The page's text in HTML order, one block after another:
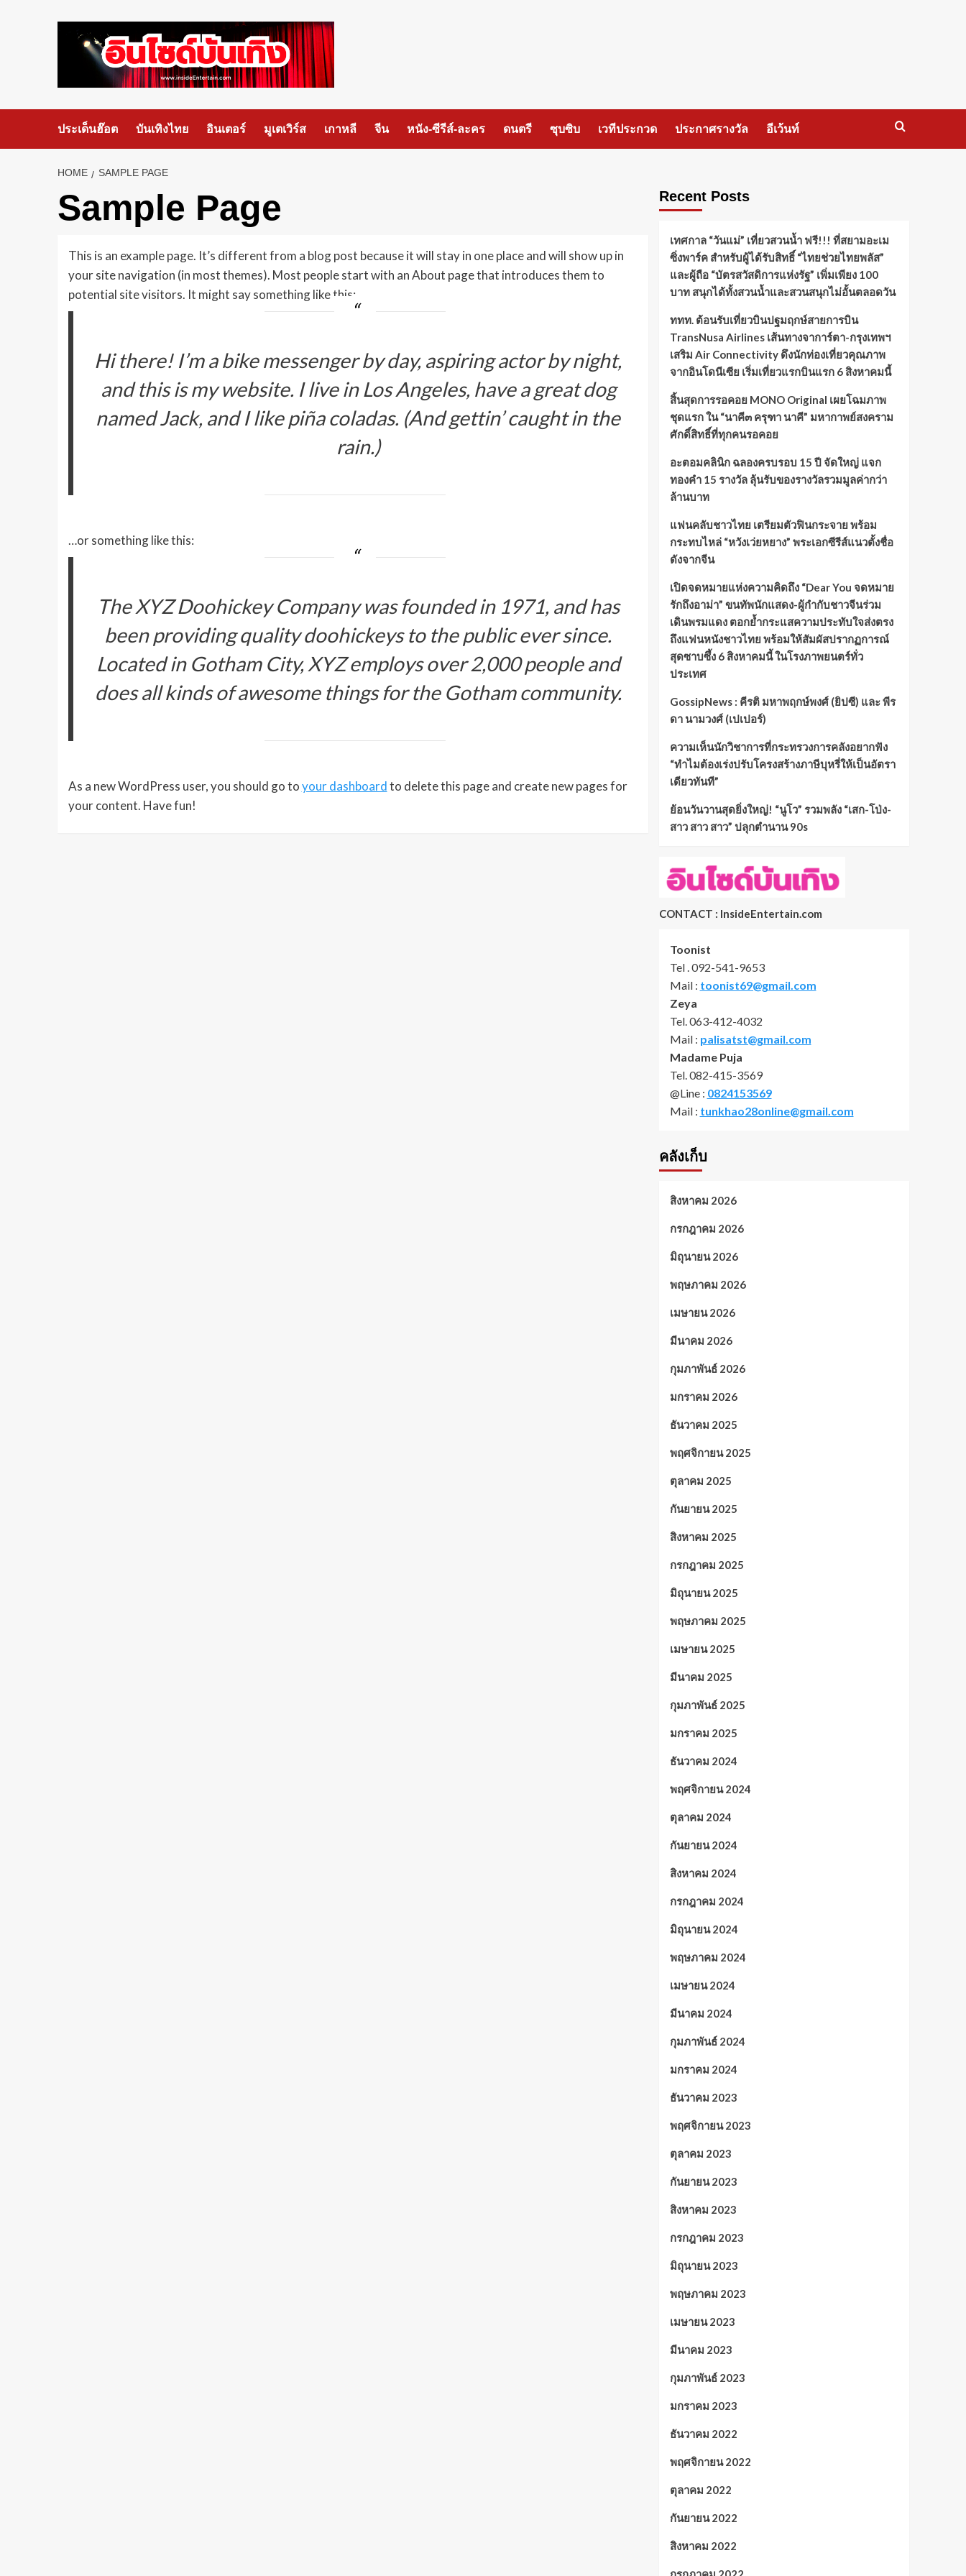
ประเด็นฮ๊อต บันเทิงไทย อินเตอร์ มูเตเวิร์ส เกาหลี จีน หนัง-ซีรีส์-ละคร ดนตรี ซุบซิบ เวทีประกวด ประกาศรางวัล อีเว้นท์
HOME SAMPLE PAGE
Sample Page
This is an example page. It’s different from a blog post because it will stay in one place and will show up in
your site navigation (in most themes). Most people start with an About page that introduces them to
potential site visitors. It might say something like this:
Hi there! I’m a bike messenger by day, aspiring actor by night,
and this is my website. I live in Los Angeles, have a great dog
named Jack, and I like piña coladas. (And gettin’ caught in the
rain.)
…or something like this:
The XYZ Doohickey Company was founded in 1971, and has
been providing quality doohickeys to the public ever since.
Located in Gotham City, XYZ employs over 2,000 people and
does all kinds of awesome things for the Gotham community.
As a new WordPress user, you should go toyour dashboardto delete this page and create new pages for
your content. Have fun!
Recent Posts
เทศกาล “วันแม่” เที่ยวสวนน้ำ ฟรี!!! ที่สยามอะเม
ซิ่งพาร์ค สำหรับผู้ได้รับสิทธิ์ “ไทยช่วยไทยพลัส”
และผู้ถือ “บัตรสวัสดิการแห่งรัฐ” เพิ่มเพียง 100
บาท สนุกได้ทั้งสวนน้ำและสวนสนุกไม่อั้นตลอดวัน
ททท. ต้อนรับเที่ยวบินปฐมฤกษ์สายการบิน
TransNusa Airlines เส้นทางจาการ์ตา-กรุงเทพฯ
เสริม Air Connectivity ดึงนักท่องเที่ยวคุณภาพ
จากอินโดนีเซีย เริ่มเที่ยวแรกบินแรก 6 สิงหาคมนี้
สิ้นสุดการรอคอย MONO Original เผยโฉมภาพ
ชุดแรก ใน “นาคี๓ ครุฑา นาคี” มหากาพย์สงคราม
ศักดิ์สิทธิ์ที่ทุกคนรอคอย
อะตอมคลินิก ฉลองครบรอบ 15 ปี จัดใหญ่ แจก
ทองคำ 15 รางวัล ลุ้นรับของรางวัลรวมมูลค่ากว่า
ล้านบาท
แฟนคลับชาวไทย เตรียมตัวฟินกระจาย พร้อม
กระทบไหล่ “หวังเว่ยหยาง” พระเอกซีรีส์แนวตั้งชื่อ
ดังจากจีน
เปิดจดหมายแห่งความคิดถึง “Dear You จดหมาย
รักถึงอาม่า” ขนทัพนักแสดง-ผู้กำกับชาวจีนร่วม
เดินพรมแดง ตอกย้ำกระแสความประทับใจส่งตรง
ถึงแฟนหนังชาวไทย พร้อมให้สัมผัสปรากฏการณ์
สุดซาบซึ้ง 6 สิงหาคมนี้ ในโรงภาพยนตร์ทั่ว
ประเทศ
GossipNews : คีรติ มหาพฤกษ์พงศ์ (ยิปซี) และ พีร
ดา นามวงศ์ (เปเปอร์)
ความเห็นนักวิชาการที่กระทรวงการคลังอยากฟัง
“ทำไมต้องเร่งปรับโครงสร้างภาษีบุหรี่ให้เป็นอัตรา
เดียวทันที”
ย้อนวันวานสุดยิ่งใหญ่! “นูโว” รวมพลัง “เสก-โป่ง-
สาว สาว สาว” ปลุกตำนาน 90s
CONTACT : InsideEntertain.com
Toonist
Tel . 092-541-9653
Mail : toonist69@gmail.com
Zeya
Tel. 063-412-4032
Mail : palisatst@gmail.com
Madame Puja
Tel. 082-415-3569
@Line : 0824153569
Mail : tunkhao28online@gmail.com
คลังเก็บ
สิงหาคม 2026
กรกฎาคม 2026
มิถุนายน 2026
พฤษภาคม 2026
เมษายน 2026
มีนาคม 2026
กุมภาพันธ์ 2026
มกราคม 2026
ธันวาคม 2025
พฤศจิกายน 2025
ตุลาคม 2025
กันยายน 2025
สิงหาคม 2025
กรกฎาคม 2025
มิถุนายน 2025
พฤษภาคม 2025
เมษายน 2025
มีนาคม 2025
กุมภาพันธ์ 2025
มกราคม 2025
ธันวาคม 2024
พฤศจิกายน 2024
ตุลาคม 2024
กันยายน 2024
สิงหาคม 2024
กรกฎาคม 2024
มิถุนายน 2024
พฤษภาคม 2024
เมษายน 2024
มีนาคม 2024
กุมภาพันธ์ 2024
มกราคม 2024
ธันวาคม 2023
พฤศจิกายน 2023
ตุลาคม 2023
กันยายน 2023
สิงหาคม 2023
กรกฎาคม 2023
มิถุนายน 2023
พฤษภาคม 2023
เมษายน 2023
มีนาคม 2023
กุมภาพันธ์ 2023
มกราคม 2023
ธันวาคม 2022
พฤศจิกายน 2022
ตุลาคม 2022
กันยายน 2022
สิงหาคม 2022